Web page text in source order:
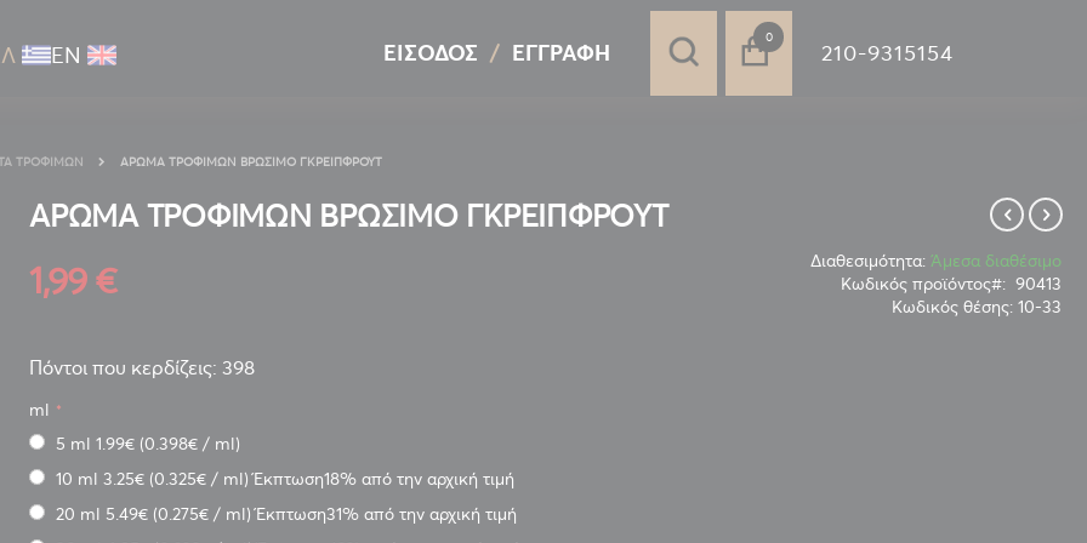
ΕΝ
0στοιχεία
ΕΊΣΟΔΟΣ ΕΓΓΡΑΦΉ 210-9315154
ΤΡΟΦΊΜΩΝ ΑΡΩΜΑ ΤΡΟΦΙΜΩΝ ΒΡΩΣΙΜΟ ΓΚΡΕΙΠΦΡΟΥΤ
ΑΡΩΜΑ ΤΡΟΦΙΜΩΝ ΒΡΩΣΙΜΟ ΓΚΡΕΙΠΦΡΟΥΤ
1,99 € Διαθεσιμότητα: Άμεσα διαθέσιμο
Κωδικός προϊόντος
90413
Κωδικός θέσης: 10-33
Πόντοι που κερδίζεις: 398
ml
5 ml 1.99€ (0.398€ / ml)
10 ml 3.25€ (0.325€ / ml) Έκπτωση18% από την αρχική τιμή
20 ml 5.49€ (0.275€ / ml) Έκπτωση31% από την αρχική τιμή